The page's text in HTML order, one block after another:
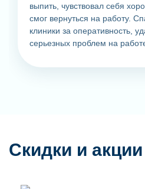
выпить, чувствовал себя
смог вернуться на работу.
клиники за оперативность,
серьезных проблем на
Скидки и акции